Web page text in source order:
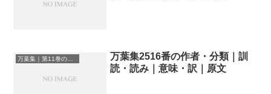
万葉集｜第11巻の和歌一覧
万葉集2516番の作者・分類｜訓
読・読み｜意味・訳｜原文